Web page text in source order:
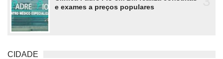
e exames a preços populares
CIDADE